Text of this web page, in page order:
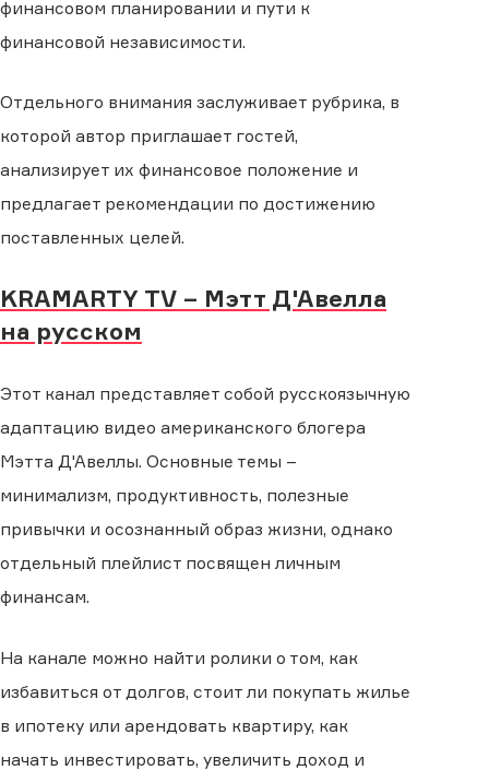
финансовом планировании и пути к
финансовой независимости.
Отдельного внимания заслуживает рубрика, в
которой автор приглашает гостей,
анализирует их финансовое положение и
предлагает рекомендации по достижению
поставленных целей.
KRAMARTY TV – Мэтт Д'Авелла
на русском
Этот канал представляет собой русскоязычную
адаптацию видео американского блогера
Мэтта Д'Авеллы. Основные темы –
минимализм, продуктивность, полезные
привычки и осознанный образ жизни, однако
отдельный плейлист посвящен личным
финансам.
На канале можно найти ролики о том, как
избавиться от долгов, стоит ли покупать жилье
в ипотеку или арендовать квартиру, как
начать инвестировать, увеличить доход и